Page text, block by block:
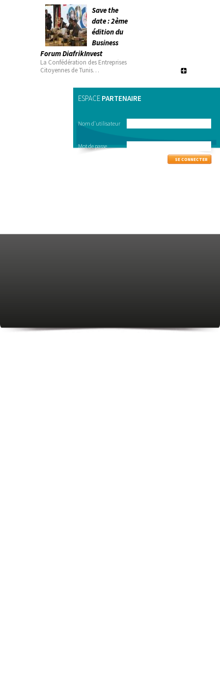
Save the
date : 2ème
édition du
Business
Forum DiafrikInvest
La Confédération des Entreprises
Citoyennes de Tunis…
ESPACE PARTENAIRE
Nom d'utilisateur
Mot de passe